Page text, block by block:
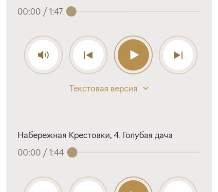
00:00 / 1:47
Текстовая версия
Набережная Крестовки, 4. Голубая дача
00:00 / 1:44